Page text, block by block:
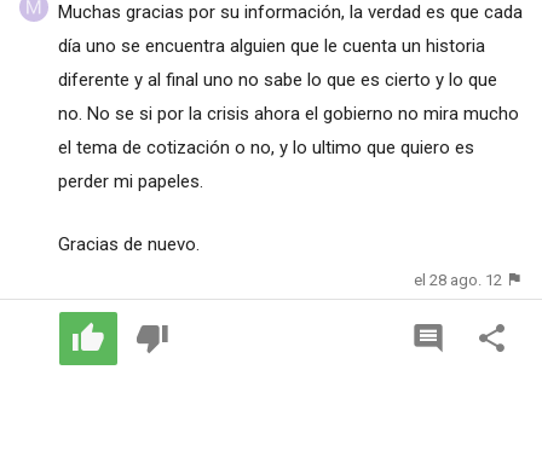
Muchas gracias por su información, la verdad es que cada
día uno se encuentra alguien que le cuenta un historia
diferente y al final uno no sabe lo que es cierto y lo que
no. No se si por la crisis ahora el gobierno no mira mucho
el tema de cotización o no, y lo ultimo que quiero es
perder mi papeles.
Gracias de nuevo.
el 28 ago. 12